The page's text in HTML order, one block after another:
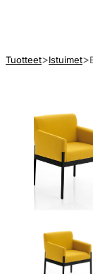
Tuotteet Istuimet